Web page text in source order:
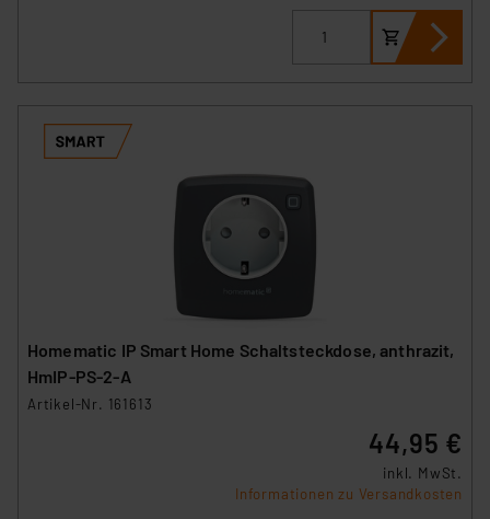
Homematic IP Smart Home Schaltsteckdose, anthrazit,
HmIP-PS-2-A
Artikel-Nr. 161613
44,95 €
inkl. MwSt.
Informationen zu Versandkosten